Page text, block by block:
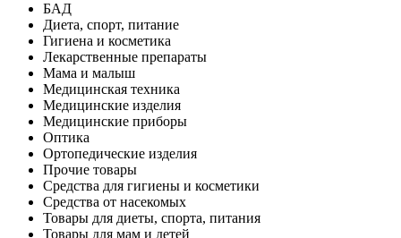
БАД
Диета, спорт, питание
Гигиена и косметика
Лекарственные препараты
Мама и малыш
Медицинская техника
Медицинские изделия
Медицинские приборы
Оптика
Ортопедические изделия
Прочие товары
Средства для гигиены и косметики
Средства от насекомых
Товары для диеты, спорта, питания
Товары для мам и детей